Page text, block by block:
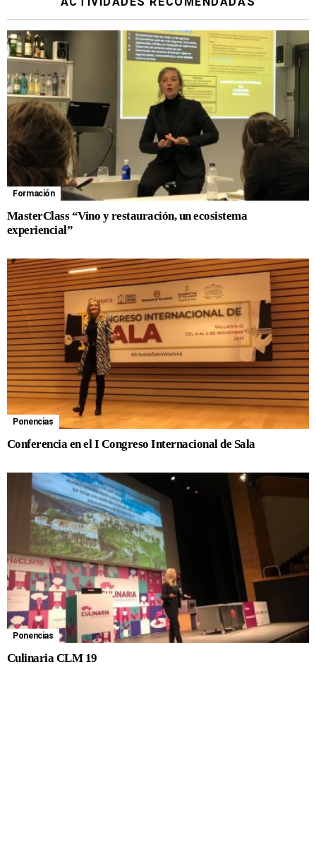
Formación
MasterClass “Vino y restauración, un ecosistema
experiencial”
Ponencias
Conferencia en el I Congreso Internacional de Sala
Ponencias
Culinaria CLM 19